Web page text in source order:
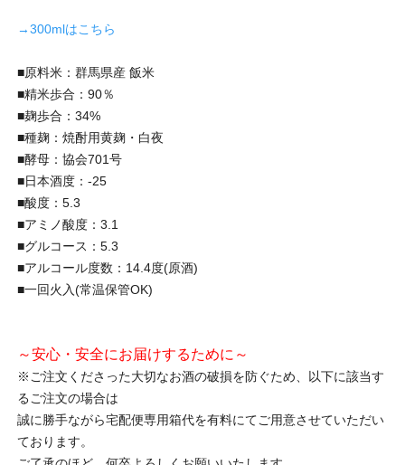
→300mlはこちら
■原料米：群馬県産 飯米
■精米歩合：90％
■麹歩合：34%
■種麹：焼酎用黄麹・白夜
■酵母：協会701号
■日本酒度：-25
■酸度：5.3
■アミノ酸度：3.1
■グルコース：5.3
■アルコール度数：14.4度(原酒)
■一回火入(常温保管OK)
～安心・安全にお届けするために～
※ご注文くださった大切なお酒の破損を防ぐため、以下に該当す
るご注文の場合は
誠に勝手ながら宅配便専用箱代を有料にてご用意させていただい
ております。